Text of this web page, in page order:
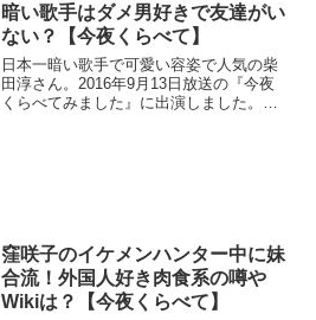
暗い歌手はダメ男好きで友達がい
ない？【今夜くらべて】
日本一暗い歌手で可愛い容姿で人気の柴
田淳さん。2016年9月13日放送の『今夜
くらべてみました』に出演しました。暗
窪咲子のイケメンハンター中に妹
合流！外国人好き肉食系の噂や
Wikiは？【今夜くらべて】